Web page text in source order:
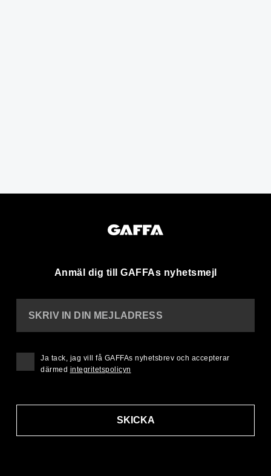
Anmäl dig till GAFFAs nyhetsmejl
SKRIV IN DIN MEJLADRESS
SKICKA
Ja tack, jag vill få GAFFAs nyhetsbrev och accepterar
därmed integritetspolicyn